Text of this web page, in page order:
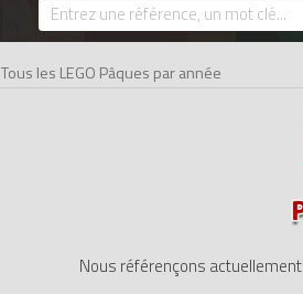
Tous les LEGO Pâques par année
Nous référençons actuellement